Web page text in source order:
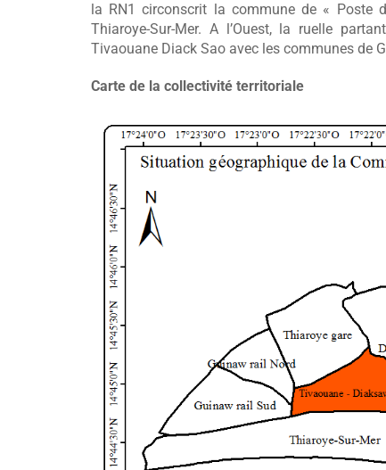
la RN1 circonscrit la commune de « Poste
Thiaroye-Sur-Mer. A l’Ouest, la ruelle
Tivaouane Diack Sao avec les communes de
Carte de la collectivité territoriale